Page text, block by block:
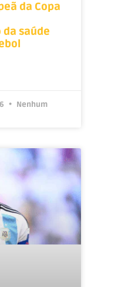
da Copa
saúde
Nenhum